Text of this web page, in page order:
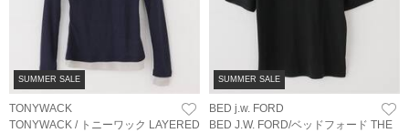
SUMMER SALE
TONYWACK
TONYWACK / トニーワック LAYERED
SUMMER SALE
BED j.w. FORD
BED J.W. FORD/ベッドフォード THE